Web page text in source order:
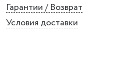
Гарантии / Возврат
Условия доставки